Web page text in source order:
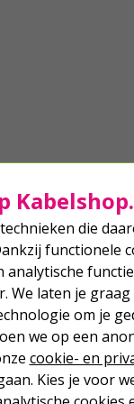
die
functionele
We laten je
om je
we op een
cookie- en
Kies je voor